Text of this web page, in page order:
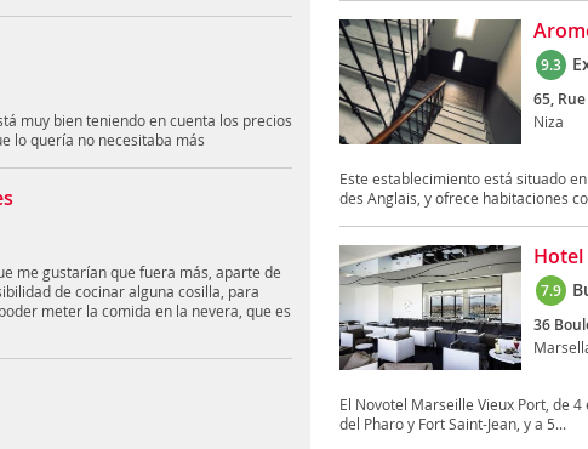
muy bien teniendo en cuenta los precios
lo quería no necesitaba más
me gustarían que fuera más, aparte de
de cocinar alguna cosilla, para
meter la comida en la nevera, que es
9.3
65,
Niza
Este establecimiento está situado
des Anglais, y ofrece habitaciones
7.9
36
El Novotel Marseille Vieux Port, de
del Pharo y Fort Saint-Jean, y a 5...